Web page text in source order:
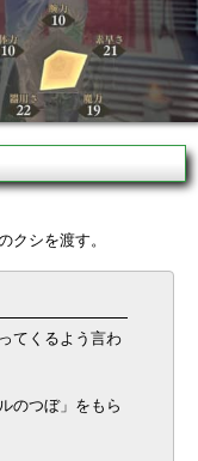
クシを渡す。
てくるよう言わ
のつぼ」をもら